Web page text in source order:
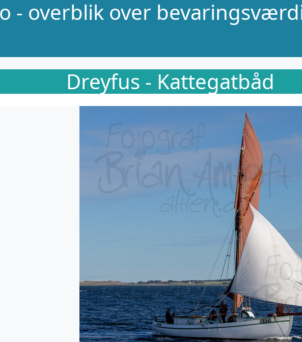
- overblik over
Dreyfus - Kattegatbåd